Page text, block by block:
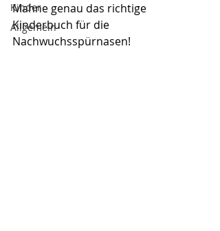
Kinder
Allgemein
Mahne genau das richtige
Kinderbuch für die
Nachwuchsspürnasen!